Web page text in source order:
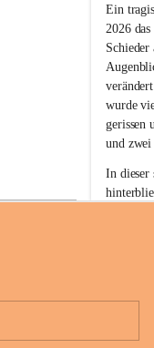
-
S
t
.
M
a
g
d
a
e
n
a
Ein
2026
wurde
gerissen
und
In dieser